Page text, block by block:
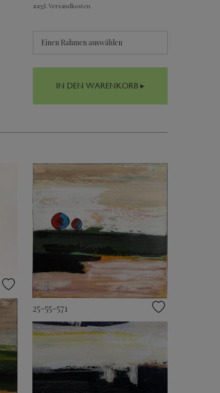
zzgl. Versandkosten
Einen Rahmen auswählen
IN DEN WARENKORB ▸
25-55-571